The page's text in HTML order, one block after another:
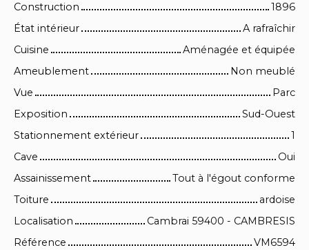
Construction
1896
État intérieur
A rafraîchir
Cuisine
Aménagée et équipée
Ameublement
Non meublé
Vue
Parc
Exposition
Sud-Ouest
Stationnement extérieur
1
Cave
Oui
Assainissement
Tout à l'égout conforme
Toiture
ardoise
Localisation
Cambrai 59400 - CAMBRESIS
Référence
VM6594